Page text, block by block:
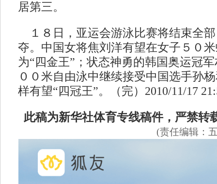
居第三。
１８日，亚运会游泳比赛将结束全
夺。中国女将焦刘洋有望在女子５０
为“四金王”；状态神勇的韩国奥运冠
００米自由泳中继续接受中国选手孙
样有望“四冠王”。（完）2010/11/17
此稿为新华社体育专线稿件，严禁转
(责任编辑：